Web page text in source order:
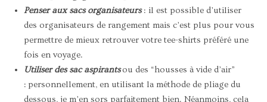
Penser aux sacs organisateurs: il est possible d’utiliser
des organisateurs de rangement mais c’est plus pour vous
permettre de mieux retrouver votre tee-shirts préféré une
fois en voyage.
Utiliser des sac aspirantsou des “housses à vide d’air”
: personnellement, en utilisant la méthode de pliage du
dessous, je m’en sors parfaitement bien. Néanmoins, cela